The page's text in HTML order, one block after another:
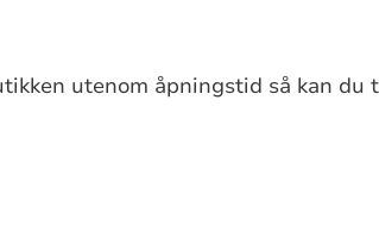
utenom åpningstid så kan du